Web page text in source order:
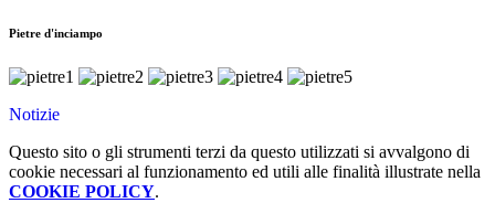
Pietre d'inciampo
Notizie
Questo sito o gli strumenti terzi da questo utilizzati si avvalgono di
cookie necessari al funzionamento ed utili alle finalità illustrate nella
COOKIE POLICY.